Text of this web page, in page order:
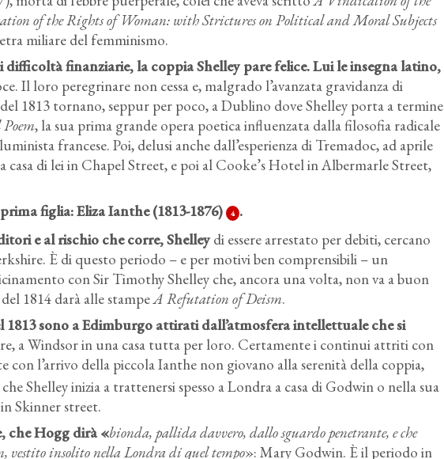
of the Rights of Woman: with Strictures on Political and Moral Subjects
miliare del femminismo.
finanziarie, la coppia Shelley pare felice.Lui le insegna latino,
Il loro peregrinare non cessa e, malgrado l’avanzata gravidanza di
1813 tornano, seppur per poco, a Dublino dove Shelley porta a termine
, la sua prima grande opera poetica influenzata dalla filosofia radicale
francese. Poi, delusi anche dall’esperienza di Tremadoc, ad aprile
casa di leiin Chapel Street, e poi al Cooke’s Hotel in Albermarle Street,
figlia: Eliza Ianthe(1813-1876) 4 .
e al rischio che corre, Shelley di essere arrestato per debiti, cercano
È di questo periodo – e per motivi ben comprensibili – un
con Sir Timothy Shelley che, ancora una volta, non va a buon
1814 darà alle stampeA Refutation of Deism.
sono a Edimburgo attirati dall’atmosfera intellettuale che si
a Windsor in una casa tutta per loro. Certamente i continui attriti con
con l’arrivo della piccola Ianthe non giovano alla serenità della coppia,
Shelleyinizia a trattenersi spesso aLondra a casa di Godwin o nella sua
Skinner street.
, che Hogg dirà «bionda, pallida davvero, dallo sguardo penetrante, e che
vestito insolito nella Londra di quel tempo»: Mary Godwin. È il periodo in